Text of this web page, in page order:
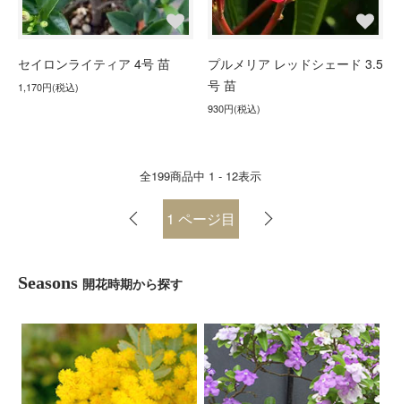
セイロンライティア 4号 苗
1,170円(税込)
プルメリア レッドシェード 3.5
号 苗
930円(税込)
全199商品中 1 - 12表示
1 ページ目
Seasons 開花時期から探す